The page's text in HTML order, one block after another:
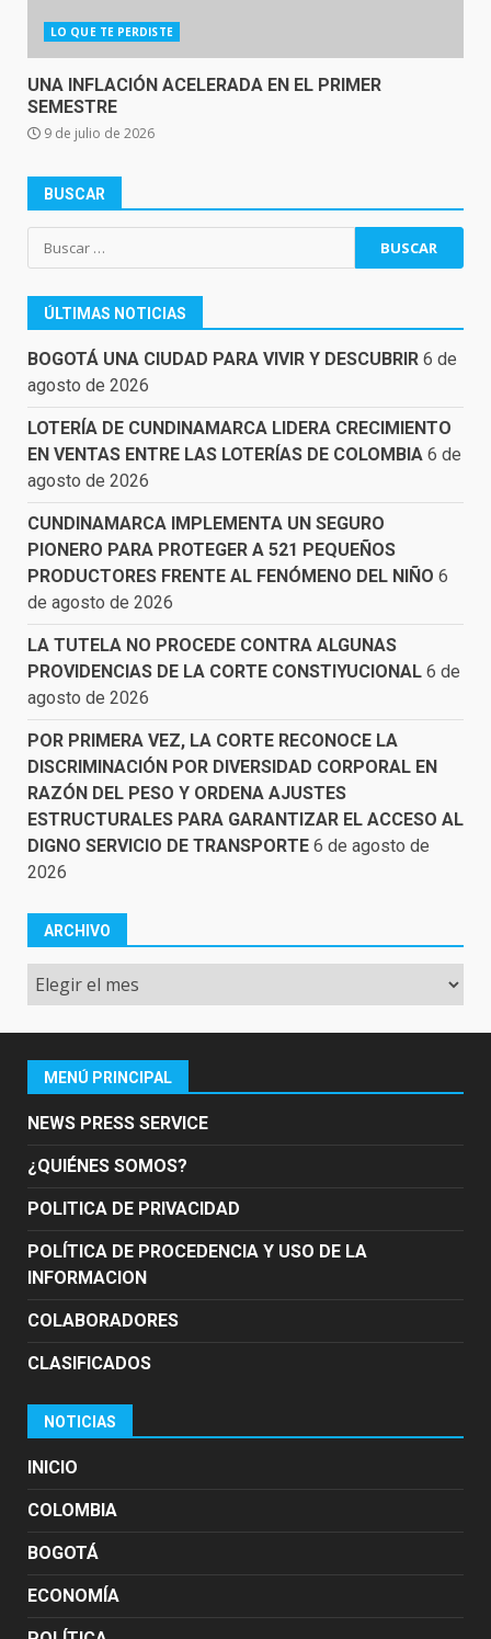
LO QUE TE PERDISTE
UNA INFLACIÓN ACELERADA EN EL PRIMER
SEMESTRE
9 de julio de 2026
BUSCAR
Buscar:
ÚLTIMAS NOTICIAS
BOGOTÁ UNA CIUDAD PARA VIVIR Y DESCUBRIR 6 de
agosto de 2026
LOTERÍA DE CUNDINAMARCA LIDERA CRECIMIENTO
EN VENTAS ENTRE LAS LOTERÍAS DE COLOMBIA 6 de
agosto de 2026
CUNDINAMARCA IMPLEMENTA UN SEGURO
PIONERO PARA PROTEGER A 521 PEQUEÑOS
PRODUCTORES FRENTE AL FENÓMENO DEL NIÑO 6
de agosto de 2026
LA TUTELA NO PROCEDE CONTRA ALGUNAS
PROVIDENCIAS DE LA CORTE CONSTIYUCIONAL 6 de
agosto de 2026
POR PRIMERA VEZ, LA CORTE RECONOCE LA
DISCRIMINACIÓN POR DIVERSIDAD CORPORAL EN
RAZÓN DEL PESO Y ORDENA AJUSTES
ESTRUCTURALES PARA GARANTIZAR EL ACCESO AL
DIGNO SERVICIO DE TRANSPORTE 6 de agosto de
2026
ARCHIVO
Archivo
MENÚ PRINCIPAL
NEWS PRESS SERVICE
¿QUIÉNES SOMOS?
POLITICA DE PRIVACIDAD
POLÍTICA DE PROCEDENCIA Y USO DE LA
INFORMACION
COLABORADORES
CLASIFICADOS
NOTICIAS
INICIO
COLOMBIA
BOGOTÁ
ECONOMÍA